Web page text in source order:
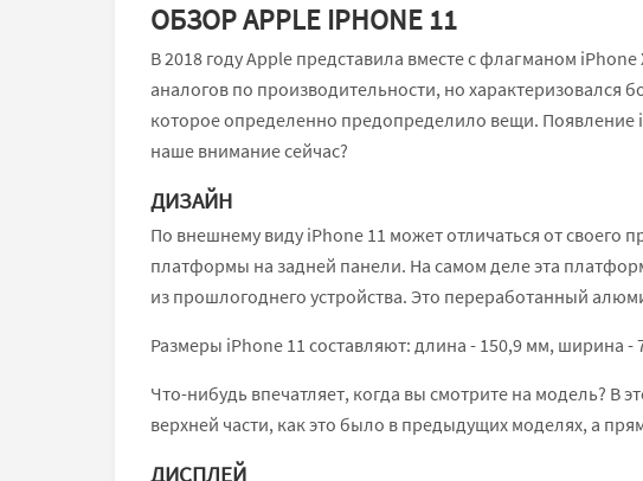
ОБЗОР APPLE IPHONE 11
В 2018 году Apple представила вместе с флагманом
аналогов по производительности, но
которое определенно предопределило вещи. Появление
наше внимание сейчас?
ДИЗАЙН
По внешнему виду iPhone 11 может отличаться от
платформы на задней панели. На самом деле эта
из прошлогоднего устройства. Это переработанный
Размеры iPhone 11 составляют: длина - 150,9 мм, ширина -
Что-нибудь впечатляет, когда вы смотрите на модель? В
верхней части, как это было в предыдущих моделях, а
ДИСПЛЕЙ